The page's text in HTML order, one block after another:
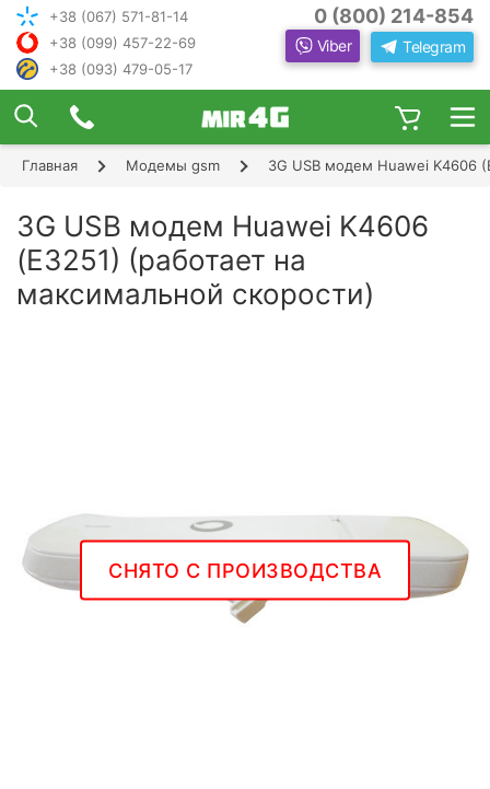
+38 (067) 571-81-14
+38 (099) 457-22-69
+38 (093) 479-05-17
0 (800) 214-854
Viber Telegram
Главная Модемы gsm 3G USB модем Huawei K4606
3G USB модем Huawei K4606
(E3251) (работает на
максимальной скорости)
СНЯТО С ПРОИЗВОДСТВА
ПОДОБРАТЬ ИНТЕРНЕТ С ИН
ЖЕНЕРОМ-
КОНСУЛЬТАНТОМ
Чтобы выбрать лучшего оператора и
оборудование, ответьте, пожалуйста, на
следую
щие вопросы:
В каком населенном пункте Вы хотите
пользоваться Интернетом?
×
Шаг 1